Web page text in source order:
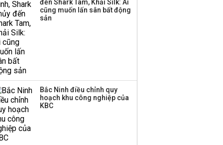
đến Shark Tam, Khải Silk: Ai
cũng muốn lấn sân bất động
sản
Bắc Ninh điều chỉnh quy
hoạch khu công nghiệp của
KBC